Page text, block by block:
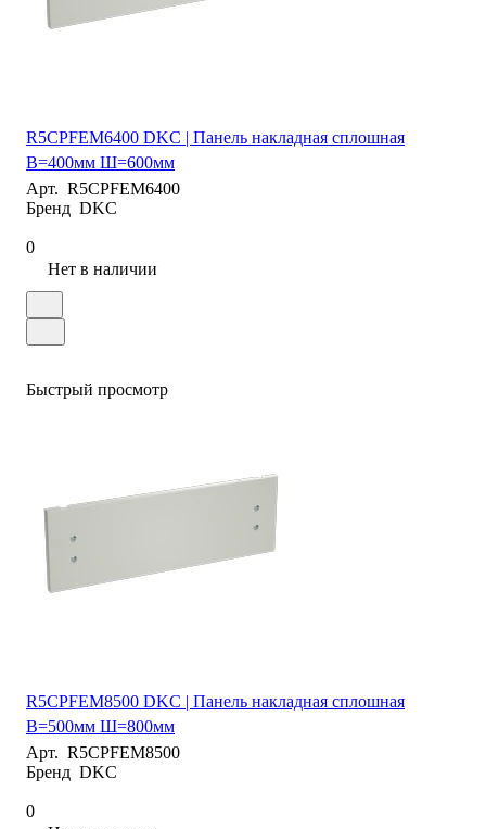
R5CPFEM6400 DKC | Панель накладная сплошная
В=400мм Ш=600мм
Арт. R5CPFEM6400
Бренд DKC
0
Нет в наличии
Быстрый просмотр
R5CPFEM8500 DKC | Панель накладная сплошная
В=500мм Ш=800мм
Арт. R5CPFEM8500
Бренд DKC
0